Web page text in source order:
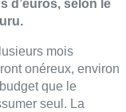
d’euros, selon le
mois
onéreux, environ
que le
seul. La